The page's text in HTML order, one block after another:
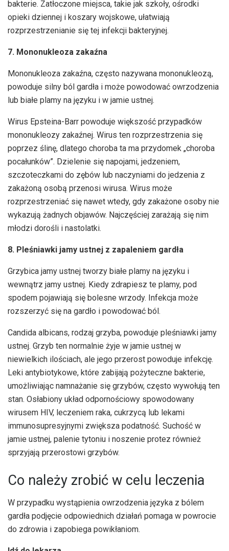
bakterie. Zatłoczone miejsca, takie jak szkoły, ośrodki
opieki dziennej i koszary wojskowe, ułatwiają
rozprzestrzenianie się tej infekcji bakteryjnej.
7. Mononukleoza zakaźna
Mononukleoza zakaźna, często nazywana mononukleozą,
powoduje silny ból gardła i może powodować owrzodzenia
lub białe plamy na języku i w jamie ustnej.
Wirus Epsteina-Barr powoduje większość przypadków
mononukleozy zakaźnej. Wirus ten rozprzestrzenia się
poprzez ślinę, dlatego choroba ta ma przydomek „choroba
pocałunków”. Dzielenie się napojami, jedzeniem,
szczoteczkami do zębów lub naczyniami do jedzenia z
zakażoną osobą przenosi wirusa. Wirus może
rozprzestrzeniać się nawet wtedy, gdy zakażone osoby nie
wykazują żadnych objawów. Najczęściej zarażają się nim
młodzi dorośli i nastolatki.
8. Pleśniawki jamy ustnej z zapaleniem gardła
Grzybica jamy ustnej tworzy białe plamy na języku i
wewnątrz jamy ustnej. Kiedy zdrapiesz te plamy, pod
spodem pojawiają się bolesne wrzody. Infekcja może
rozszerzyć się na gardło i powodować ból.
Candida albicans, rodzaj grzyba, powoduje pleśniawki jamy
ustnej. Grzyb ten normalnie żyje w jamie ustnej w
niewielkich ilościach, ale jego przerost powoduje infekcję.
Leki antybiotykowe, które zabijają pożyteczne bakterie,
umożliwiając namnażanie się grzybów, często wywołują ten
stan. Osłabiony układ odpornościowy spowodowany
wirusem HIV, leczeniem raka, cukrzycą lub lekami
immunosupresyjnymi zwiększa podatność. Suchość w
jamie ustnej, palenie tytoniu i noszenie protez również
sprzyjają przerostowi grzybów.
Co należy zrobić w celu leczenia
W przypadku wystąpienia owrzodzenia języka z bólem
gardła podjęcie odpowiednich działań pomaga w powrocie
do zdrowia i zapobiega powikłaniom.